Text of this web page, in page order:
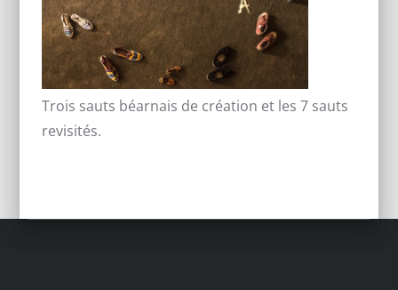
Trois sauts béarnais de création et les 7 sauts
revisités.